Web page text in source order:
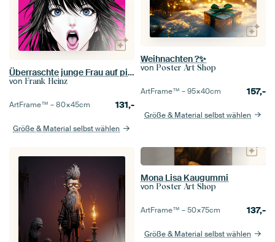
Überraschte junge Frau auf pinkem Hintergrund
von Frank Heinz
ArtFrame™ –80×45cm 131,-
Größe & Material selbst wählen
Weihnachten ?✨
von Poster Art Shop
ArtFrame™ –95×40cm 157,-
Größe & Material selbst wählen
Mona Lisa Kaugummi
von Poster Art Shop
ArtFrame™ –50×75cm 137,-
Größe & Material selbst wählen